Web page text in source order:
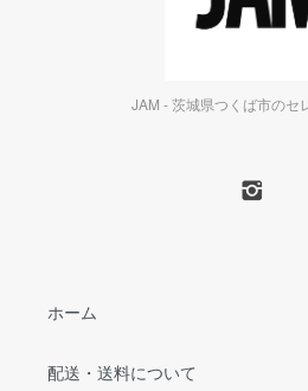
JAM - 茨城県つくば市のセ
ホーム
配送・送料について